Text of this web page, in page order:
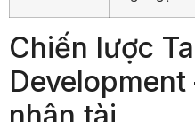
Chiến lược
nhân tài